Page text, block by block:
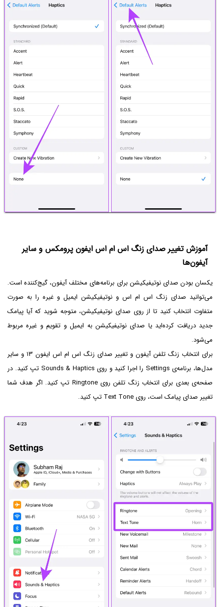
آموزش تغییر صدای زنگ اس ام اس ایفون پرومکس و سایر
آیفون‌ها
یکسان بودن صدای نوتیفیکیشن برای برنامه‌های مختلف آیفون، گیج‌کننده است.
می‌توانید صدای زنگ اس ام اس و نوتیفیکیشن ایمیل و غیره را به صورت
متفاوت انتخاب کنید تا از روی صدای نوتیفیکیشن، متوجه شوید که آیا پیامک
جدید دریافت کرده‌اید یا صدای نوتیفیکیشن به ایمیل و تقویم و غیره مربوط
می‌شود.
برای انتخاب زنگ تلفن آیفون و تغییر صدای زنگ اس ام اس ایفون ۱۳ و سایر
مدل‌ها، برنامه‌ی Settings را اجرا کنید و روی Sounds & Haptics تپ کنید. در
صفحه‌ی بعدی برای انتخاب زنگ تلفن روی Ringtone تپ کنید. اگر هدف شما
تغییر صدای پیامک است، روی Text Tone تپ کنید.